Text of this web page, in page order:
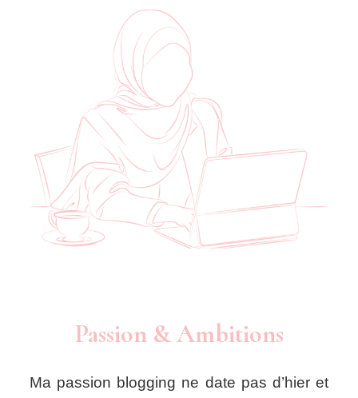
Passion & Ambitions
Ma passion blogging ne date pas d’hier et